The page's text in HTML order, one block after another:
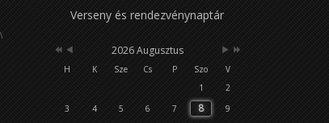
Verseny és rendezvénynaptár
2026 Augusztus
H K Sze Cs P Szo
V
1
2
3
4 5 6 7 8
9